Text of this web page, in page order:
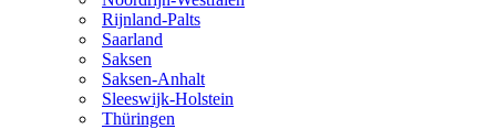
Rijnland-Palts
Saarland
Saksen
Saksen-Anhalt
Sleeswijk-Holstein
Thüringen